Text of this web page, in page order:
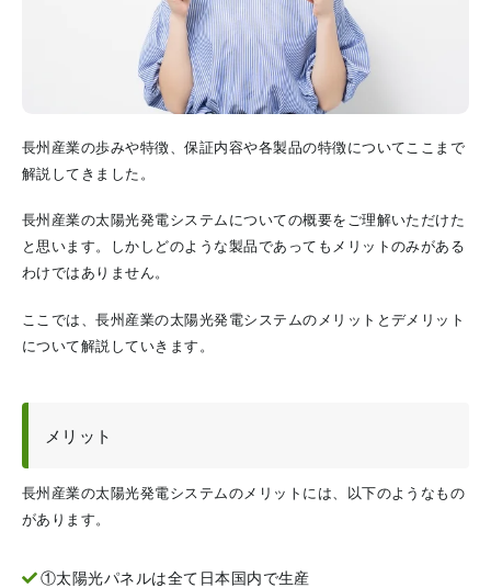
長州産業の歩みや特徴、保証内容や各製品の特徴についてここまで
解説してきました。
長州産業の太陽光発電システムについての概要をご理解いただけた
と思います。
しかしどのような製品であってもメリットのみがある
わけではありません。
ここでは、長州産業の太陽光発電システムのメリットとデメリット
について解説していきます。
メリット
長州産業の太陽光発電システムのメリットには、以下のようなもの
があります。
①太陽光パネルは全て日本国内で生産